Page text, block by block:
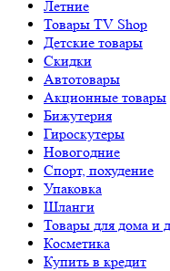
Летние
Товары TV Shop
Детские товары
Cкидки
Автотовары
Акционные товары
Бижутерия
Гироскутеры
Новогодние
Спорт, похудение
Упаковка
Шланги
Товары для дома и
Косметика
Купить в кредит